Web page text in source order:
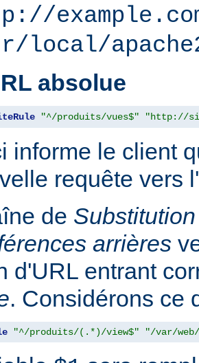
local/
absolue
"^/produits/vues$" "http://
informe le client
requête vers
de Substitution
arrières
d'URL entrant
. Considérons ce
"^/produits/(.*)/view$" "/var/